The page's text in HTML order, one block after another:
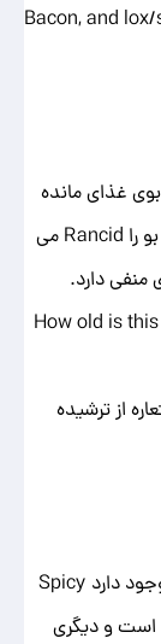
Bacon, and
غذای مانده
تمام خانه را فرا گرفته است در زبان انگلیسی این بو را Rancid می
منفی دارد.
How old is
از ترشیده
برای غذاهای تند در زبان انگلیسی دو لغت مجزا وجود دارد Spicy
است و دیگری